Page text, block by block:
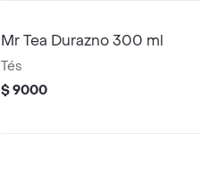
Mr Tea Durazno 300 ml
Tés
$ 9000